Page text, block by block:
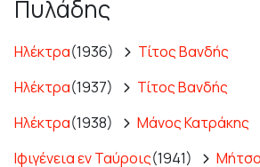
Πυλάδης
Ηλέκτρα(1936)
Τίτος Βανδής
Ηλέκτρα(1937)
Τίτος Βανδής
Ηλέκτρα(1938)
Μάνος Κατράκης
Ιφιγένεια εν Ταύροις(1941)